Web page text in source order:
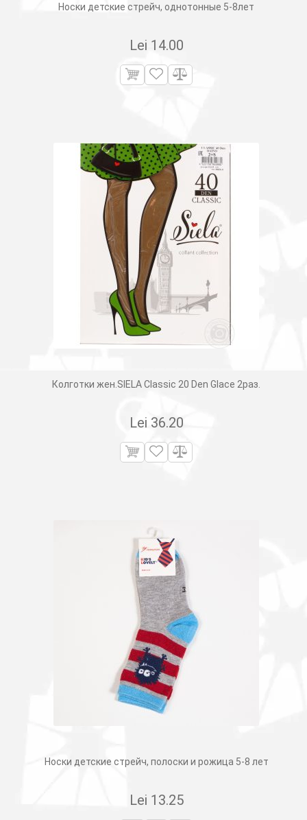
Носки детские стрейч, однотонные 5-8лет
Lei 14.00
Колготки жен.SIELA Classic 20 Den Glace 2раз.
Lei 36.20
Носки детские стрейч, полоски и рожица 5-8 лет
Lei 13.25